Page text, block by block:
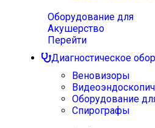
Оборудование для
Акушерство
Перейти
Диагностическое
Веновизоры
Оборудование
Спирографы